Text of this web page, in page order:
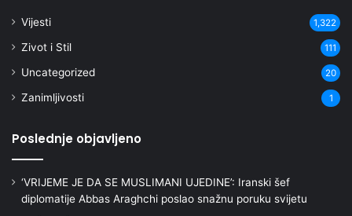
Vijesti 1,322
Zivot i Stil 111
Uncategorized 20
Zanimljivosti 1
Poslednje objavljeno
‘VRIJEME JE DA SE MUSLIMANI UJEDINE’: Iranski šef
diplomatije Abbas Araghchi poslao snažnu poruku svijetu